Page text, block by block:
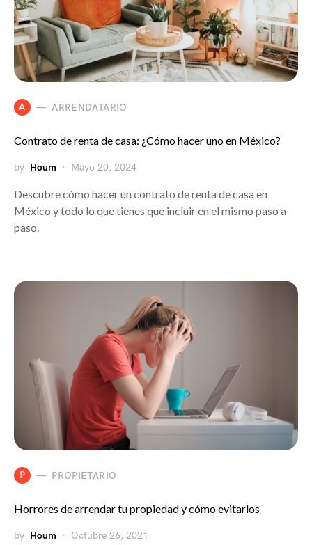
A ARRENDATARIO
Contrato de renta de casa: ¿Cómo hacer uno en México?
by Houm Mayo 20, 2024
Descubre cómo hacer un contrato de renta de casa en
México y todo lo que tienes que incluir en el mismo paso a
paso.
P PROPIETARIO
Horrores de arrendar tu propiedad y cómo evitarlos
by Houm Octubre 26, 2021